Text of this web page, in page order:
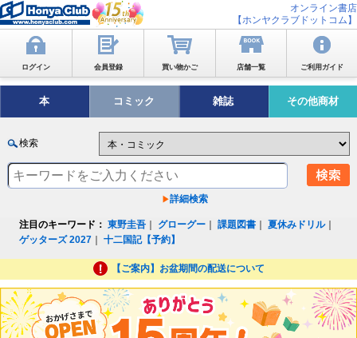
オンライン書店
【ホンヤクラブドットコム】
ログイン 会員登録 買い物かご 店舗一覧 ご利用ガイド
本 コミック 雑誌 その他商材
検索
詳細検索
注目のキーワード： 東野圭吾 グローグー ｜課題図書 ｜夏休みドリル｜
ゲッターズ 2027 ｜十二国記【予約】
【ご案内】お盆期間の配送について